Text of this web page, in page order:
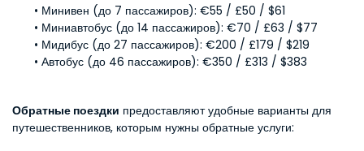
Минивен (до 7 пассажиров): €55 / £50 / $61
Миниавтобус (до 14 пассажиров): €70 / £63 / $77
Мидибус (до 27 пассажиров): €200 / £179 / $219
Автобус (до 46 пассажиров): €350 / £313 / $383
Обратные поездки предоставляют удобные варианты для
путешественников, которым нужны обратные услуги: